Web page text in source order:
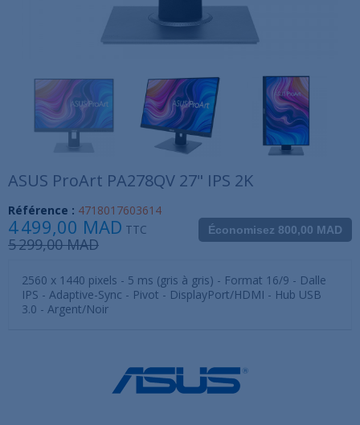
ASUS ProArt PA278QV 27" IPS 2K
Référence : 4718017603614
Économisez 800,00 MAD
4 499,00 MAD TTC
5 299,00 MAD
2560 x 1440 pixels - 5 ms (gris à gris) - Format 16/9 - Dalle
IPS - Adaptive-Sync - Pivot - DisplayPort/HDMI - Hub USB
3.0 - Argent/Noir